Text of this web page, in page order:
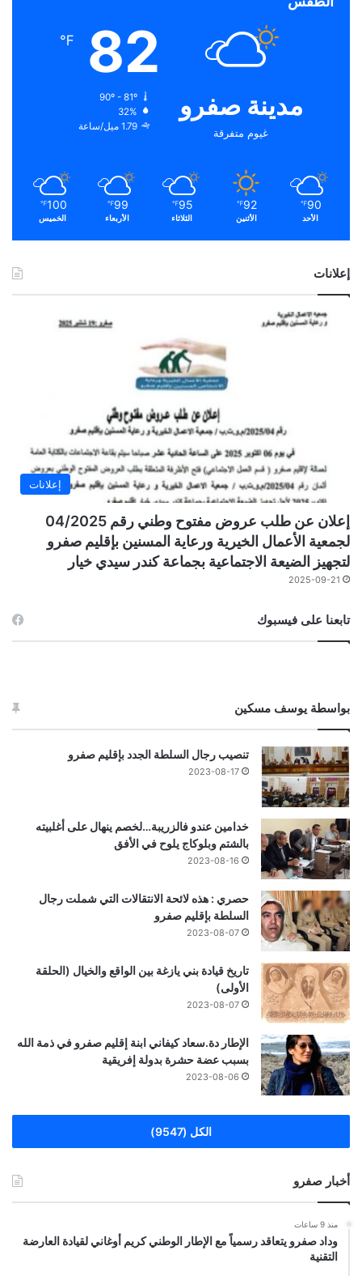
مدينة صفرو
غيوم متفرقة
82
℉
90º - 81º
32%
1.79 ميل/ساعة
90
℉
الأحد
92
℉
الأثنين
95
℉
الثلاثاء
99
℉
الأربعاء
100
℉
الخميس
إعلانات
إعلانات
إعلان عن طلب عروض مفتوح وطني رقم 04/2025
لجمعية الأعمال الخيرية ورعاية المسنين بإقليم صفرو
لتجهيز الضيعة الاجتماعية بجماعة كندر سيدي خيار
2025-09-21
تابعنا على فيسبوك
بواسطة يوسف مسكين
تنصيب رجال السلطة الجدد بإقليم صفرو
2023-08-17
خدامين عندو فالزريبة…لخصم ينهال على أغلبيته
بالشتم وبلوكاج يلوح في الأفق
2023-08-16
حصري : هذه لائحة الانتقالات التي شملت رجال
السلطة بإقليم صفرو
2023-08-07
تاريخ قيادة بني يازغة بين الواقع والخيال (الحلقة
الأولى)
2023-08-07
الإطار دة.سعاد كيفاني ابنة إقليم صفرو في ذمة الله
بسبب عضة حشرة بدولة إفريقية
2023-08-06
الكل (9547)
أخبار صفرو
منذ 9 ساعات
وداد صفرو يتعاقد رسمياً مع الإطار الوطني كريم أوغاني لقيادة العارضة
التقنية